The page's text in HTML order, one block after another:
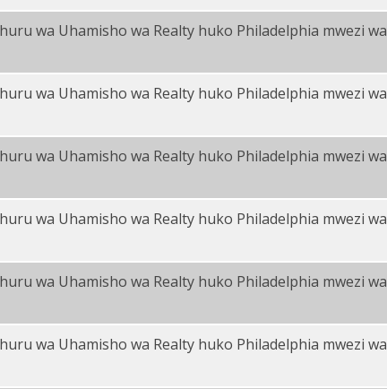
wa Uhamisho wa Realty huko Philadelphia mwezi wa
wa Uhamisho wa Realty huko Philadelphia mwezi wa
wa Uhamisho wa Realty huko Philadelphia mwezi wa
wa Uhamisho wa Realty huko Philadelphia mwezi wa
wa Uhamisho wa Realty huko Philadelphia mwezi wa
wa Uhamisho wa Realty huko Philadelphia mwezi wa